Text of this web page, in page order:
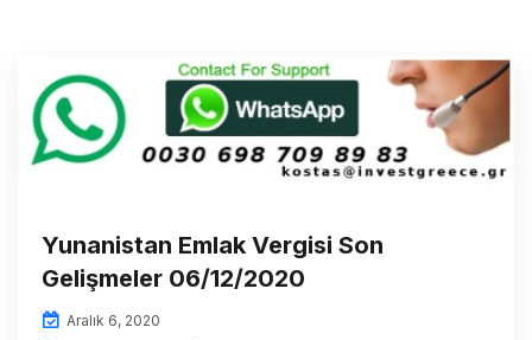
Yunanistan Emlak Vergisi Son
Gelişmeler 06/12/2020
Aralık 6, 2020